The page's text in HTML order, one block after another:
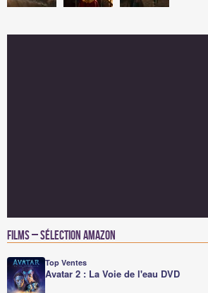
Films – Sélection Amazon
Top Ventes
Avatar 2 : La Voie de l'eau DVD